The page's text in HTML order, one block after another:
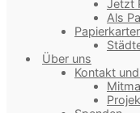
Jetzt
Als
Über uns
Kontakt